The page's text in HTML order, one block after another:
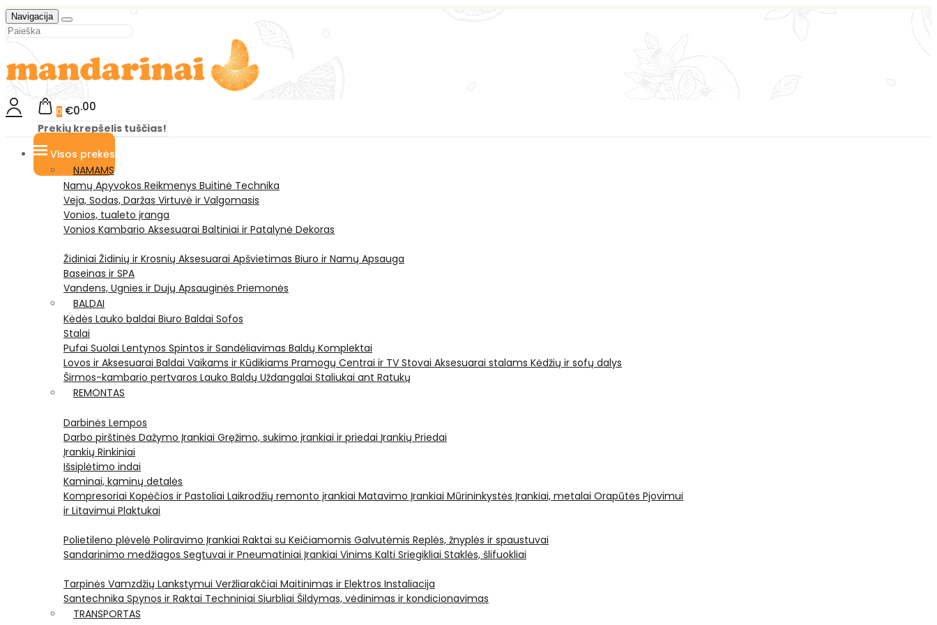
Navigacija
0 €0 00
Prekių krepšelis tuščias!
Visos prekės
NAMAMS
Namų Apyvokos Reikmenys Buitinė Technika
Veja, Sodas, Daržas Virtuvė ir Valgomasis
Vonios, tualeto įranga
Vonios Kambario Aksesuarai Baltiniai ir Patalynė Dekoras
Židiniai Židinių ir Krosnių Aksesuarai Apšvietimas Biuro ir Namų Apsauga
Baseinas ir SPA
Vandens, Ugnies ir Dujų Apsauginės Priemonės
BALDAI
Kėdės Lauko baldai Biuro Baldai Sofos
Stalai
Pufai Suolai Lentynos Spintos ir Sandėliavimas Baldų Komplektai
Lovos ir Aksesuarai Baldai Vaikams ir Kūdikiams Pramogų Centrai ir TV Stovai Aksesuarai stalams Kėdžių ir sofų dalys
Širmos-kambario pertvaros Lauko Baldų Uždangalai Staliukai ant Ratukų
REMONTAS
Darbinės Lempos
Darbo pirštinės Dažymo Įrankiai Gręžimo, sukimo įrankiai ir priedai Įrankių Priedai
Įrankių Rinkiniai
Išsiplėtimo indai
Kaminai, kaminų detalės
Kompresoriai Kopėčios ir Pastoliai Laikrodžių remonto įrankiai Matavimo Įrankiai Mūrininkystės Įrankiai, metalai Orapūtės Pjovimui
ir Litavimui Plaktukai
Polietileno plėvelė Poliravimo Įrankiai Raktai su Keičiamomis Galvutėmis Replės, žnyplės ir spaustuvai
Sandarinimo medžiagos Segtuvai ir Pneumatiniai Įrankiai Vinims Kalti Sriegikliai Staklės, šlifuokliai
Tarpinės Vamzdžių Lankstymui Veržliarakčiai Maitinimas ir Elektros Instaliacija
Santechnika Spynos ir Raktai Techniniai Siurbliai Šildymas, vėdinimas ir kondicionavimas
TRANSPORTAS